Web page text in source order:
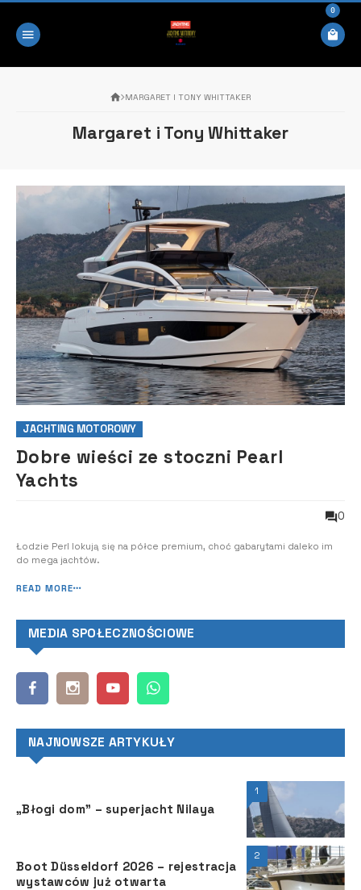
0
MARGARET I TONY WHITTAKER
Margaret i Tony Whittaker
JACHTING MOTOROWY
Dobre wieści ze stoczni Pearl
Yachts
0
Łodzie Perl lokują się na półce premium, choć gabarytami daleko im
do mega jachtów.
READ MORE
MEDIA SPOŁECZNOŚCIOWE
NAJNOWSZE ARTYKUŁY
1
„Błogi dom” – superjacht Nilaya
2
Boot Düsseldorf 2026 – rejestracja
wystawców już otwarta